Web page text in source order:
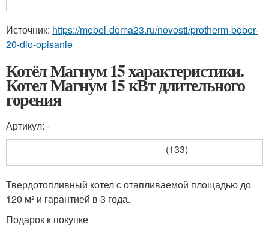
Источник: https://mebel-doma23.ru/novosti/protherm-bober-
20-dlo-opisanie
Котёл Магнум 15 характеристики.
Котел Магнум 15 кВт длительного
горения
Артикул: -
(133)
Твердотопливный котел с отапливаемой площадью до
120 м² и гарантией в 3 года.
Подарок к покупке